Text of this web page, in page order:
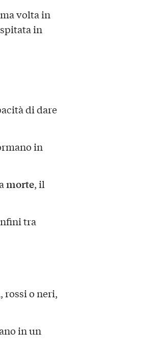
volta in
in
di dare
in
morte, il
tra
, rossi o neri,
in un